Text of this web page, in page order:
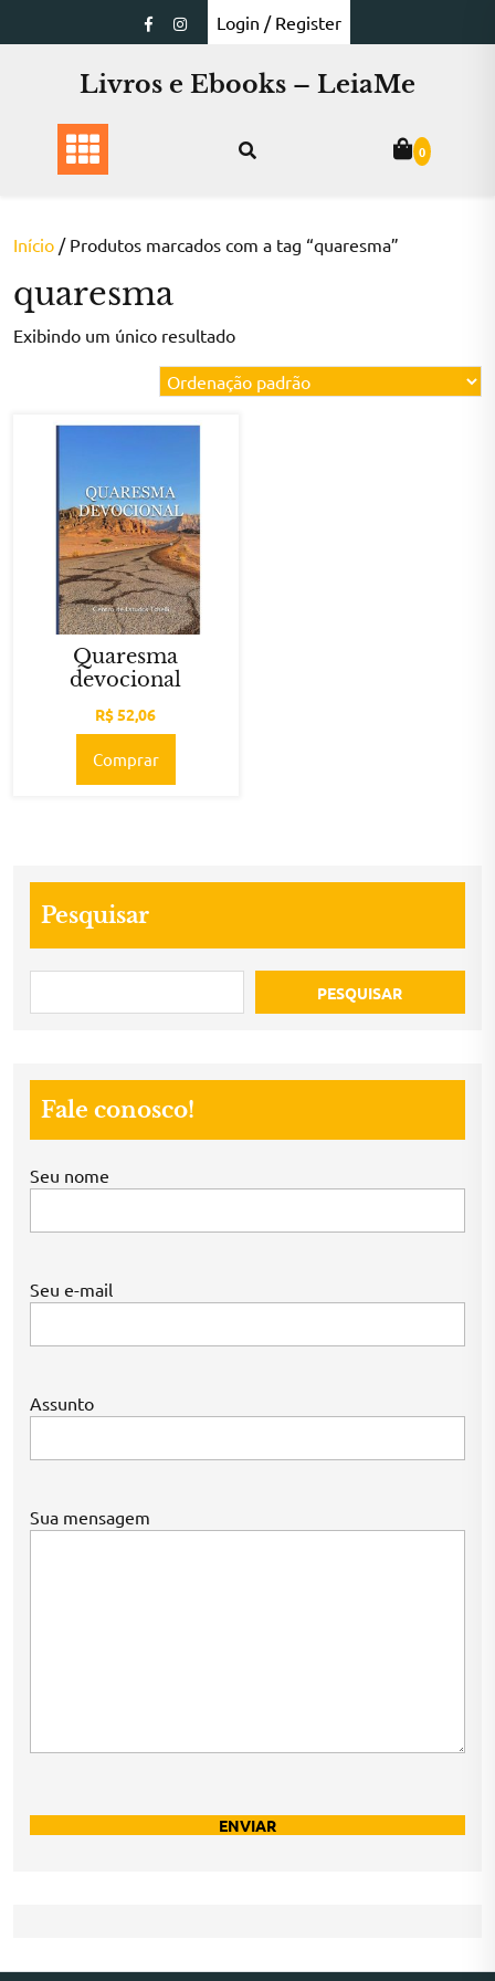
to
Login / Register
Livros e Ebooks – LeiaMe
0
Início / Produtos marcados com a tag “quaresma”
quaresma
Exibindo um único resultado
Quaresma
devocional
R$ 52,06
Comprar
Pesquisar
PESQUISAR
Fale conosco!
Seu nome
Seu e-mail
Assunto
Sua mensagem